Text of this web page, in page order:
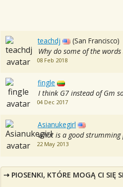
teachdj
(San Francisco)
Why do some of the
08 Feb 2018
fingle
I think G7 instead of Gm
04 Dec 2017
Asianukegirl
what is a good
22 May 2013
PIOSENKI, KTÓRE MOGĄ CI SIĘ